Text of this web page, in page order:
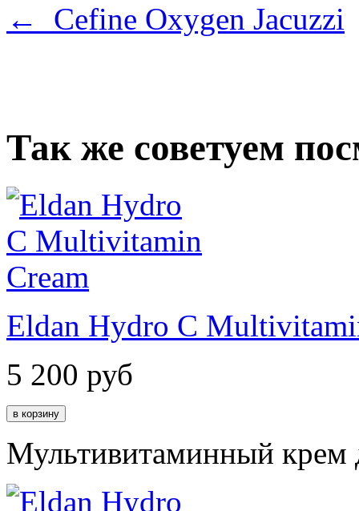
← Cefine Oxygen Jacuzzi
Так же советуем
Eldan Hydro C
5 200 руб
Мультивитаминный крем